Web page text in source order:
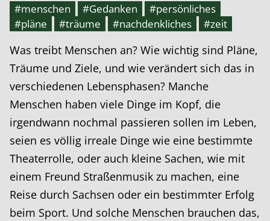
#menschen
#Gedanken
#persönliches
#pläne
#träume #nachdenkliches
#zeit
Was treibt Menschen an? Wie wichtig sind Pläne,
Träume und Ziele, und wie verändert sich das in
verschiedenen Lebensphasen? Manche
Menschen haben viele Dinge im Kopf, die
irgendwann nochmal passieren sollen im Leben,
seien es völlig irreale Dinge wie eine bestimmte
Theaterrolle, oder auch kleine Sachen, wie mit
einem Freund Straßenmusik zu machen, eine
Reise durch Sachsen oder ein bestimmter Erfolg
beim Sport. Und solche Menschen brauchen das,